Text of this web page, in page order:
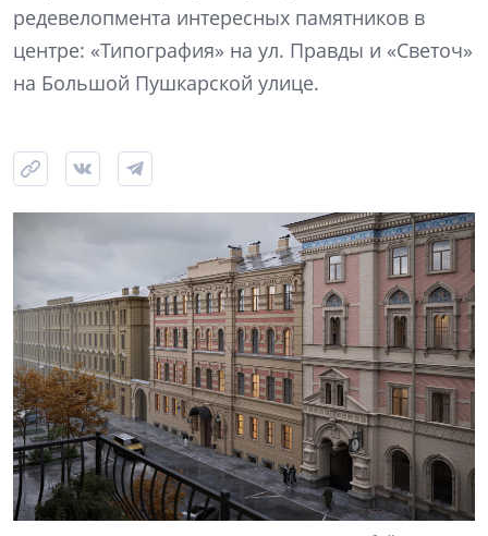
редевелопмента интересных памятников в
центре: «Типография» на ул. Правды и «Светоч»
на Большой Пушкарской улице.